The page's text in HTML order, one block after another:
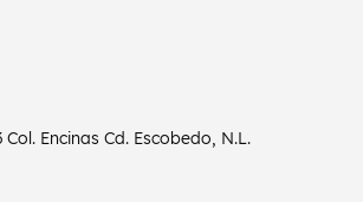
Col. EncinasCd. Escobedo, N.L.